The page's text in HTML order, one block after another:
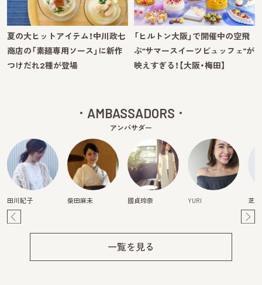
夏の大ヒットアイテム！中川政七
商店の「素麺専用ソース」に新作
つけだれ2種が登場
「ヒルトン大阪」で開催中の空飛
ぶ“サマースイーツビュッフェ”が
映えすぎる！【大阪・梅田】
AMBASSADORS
アンバサダー
田川紀子 柴田麻未 國貞玲奈 YURI 芝
一覧を見る